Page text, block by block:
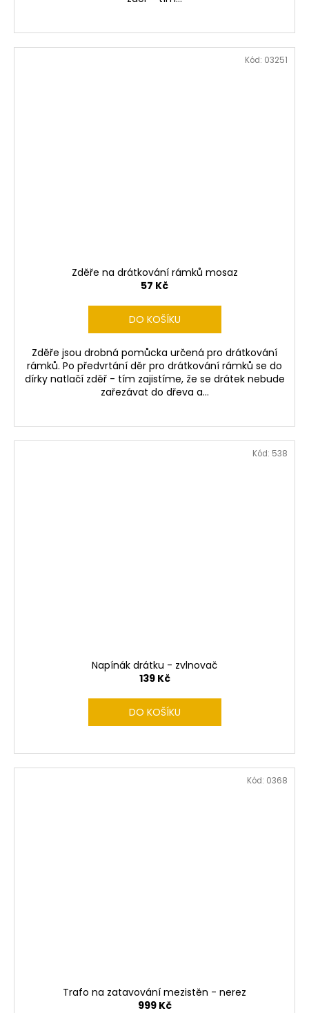
Zděře na drátkování rámků mosaz
57 Kč
DO KOŠÍKU
Zděře jsou drobná pomůcka určená pro drátkování
rámků. Po předvrtání děr pro drátkování rámků se do
dírky natlačí zděř - tím zajistíme, že se drátek nebude
zařezávat do dřeva a...
Kód: 03251
Napínák drátku - zvlnovač
139 Kč
DO KOŠÍKU
Kód: 538
Trafo na zatavování mezistěn - nerez
999 Kč
Kód: 0368